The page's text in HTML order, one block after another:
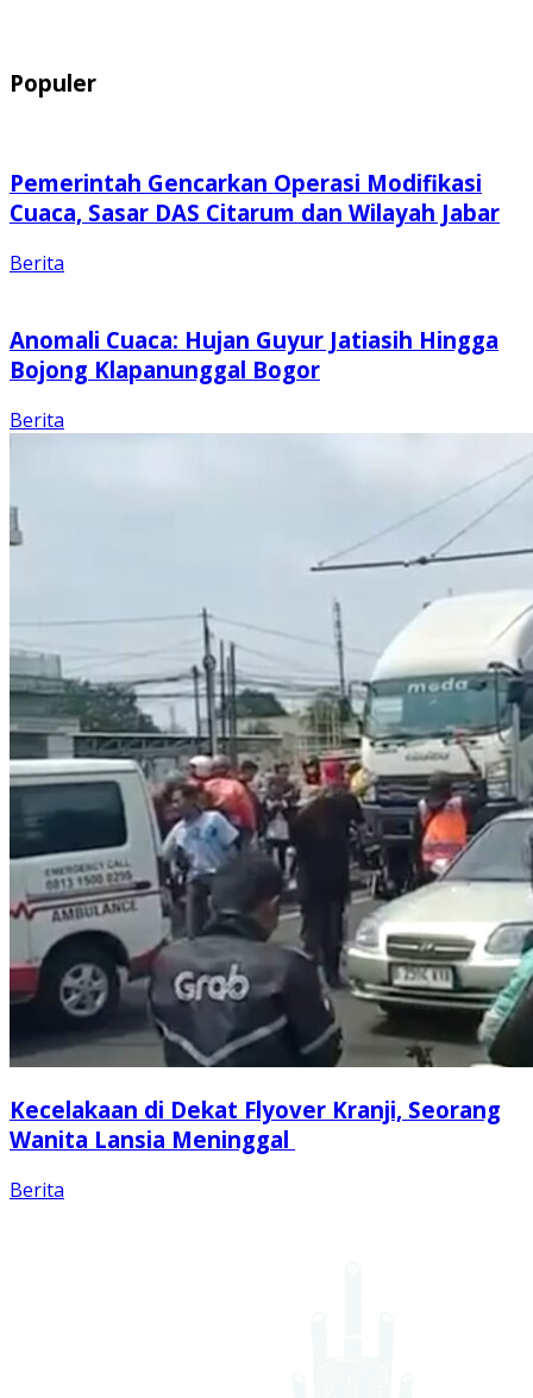
Populer
Pemerintah Gencarkan Operasi Modifikasi
Cuaca, Sasar DAS Citarum dan Wilayah Jabar
Berita
Anomali Cuaca: Hujan Guyur Jatiasih Hingga
Bojong Klapanunggal Bogor
Berita
Kecelakaan di Dekat Flyover Kranji, Seorang
Wanita Lansia Meninggal
Berita